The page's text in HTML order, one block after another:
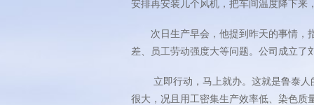
安排再安装几个风机，把车间温度降下
次日生产早会，他提到昨天的事情，指
差、员工劳动强度大等问题。公司成
立即行动，马上就办。这就是鲁泰人的
很大，况且用工密集生产效率低、染色质